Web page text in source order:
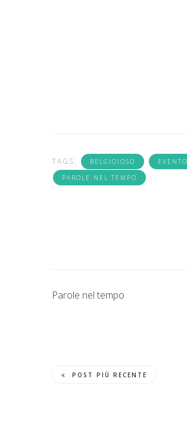
TAGS: BELGIOIOSO EVENTO
PAROLE NEL TEMPO
Parole nel tempo
POST PIÙ RECENTE